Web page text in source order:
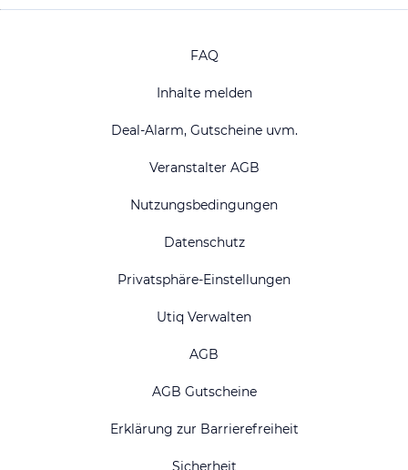
FAQ
Inhalte melden
Deal-Alarm, Gutscheine uvm.
Veranstalter AGB
Nutzungsbedingungen
Datenschutz
Privatsphäre-Einstellungen
Utiq Verwalten
AGB
AGB Gutscheine
Erklärung zur Barrierefreiheit
Sicherheit